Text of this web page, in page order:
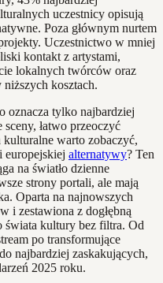
uczestnicy opisują
Poza głównym nurtem
Uczestnictwo w mniej
kontakt z artystami,
lokalnych twórców oraz
niższych kosztach.
oznacza tylko najbardziej
łatwo przeoczyć
warto zobaczyć,
europejskiej alternatywy? Ten
na światło dzienne
strony portali, ale mają
Oparta na najnowszych
i zestawiona z dogłębną
świata kultury bez filtra. Od
po transformujące
najbardziej zaskakujących,
2025 roku.